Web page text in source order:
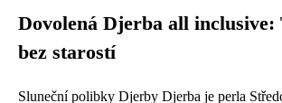
Dovolená Djerba all
bez starostí
Sluneční polibky Djerby Djerba je perla